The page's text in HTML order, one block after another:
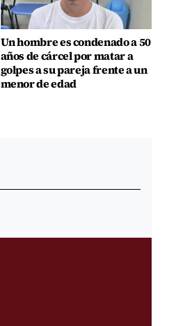
Un hombre es condenado a 50
años de cárcel por matar a
golpes a su pareja frente a un
menor de edad